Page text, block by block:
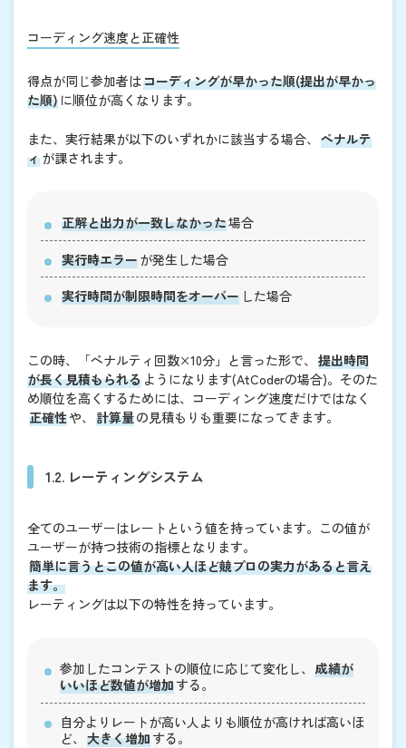
コーディング速度と正確性
得点が同じ参加者はコーディングが早かった順(提出が早かっ
た順) に順位が高くなります。
また、実行結果が以下のいずれかに該当する場合、 ペナルテ
ィが課されます。
正解と出力が一致しなかった場合
実行時エラーが発生した場合
実行時間が制限時間をオーバー した場合
この時、「ペナルティ回数×10分」と言った形で、 提出時間
が長く見積もられる ようになります(AtCoderの場合)。そのた
め順位を高くするためには、コーディング速度だけではなく
正確性や、 計算量の見積もりも重要になってきます。
1.2. レーティングシステム
全てのユーザーはレートという値を持っています。この値が
ユーザーが持つ技術の指標となります。
簡単に言うとこの値が高い人ほど競プロの実力があると言え
ます。
レーティングは以下の特性を持っています。
参加したコンテストの順位に応じて変化し、 成績が
いいほど数値が増加する。
自分よりレートが高い人よりも順位が高ければ高いほ
ど、 大きく増加する。